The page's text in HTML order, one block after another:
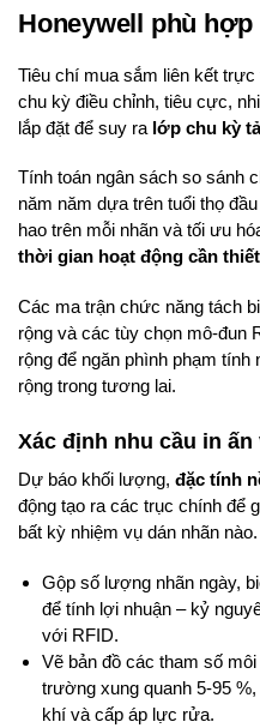
Honeywell phù hợp
Tiêu chí mua sắm liên kết
chu kỳ điều chỉnh, tiêu cực,
lắp đặt để suy ra lớp chu kỳ
Tính toán ngân sách so sánh
năm năm dựa trên tuổi thọ
hao trên mỗi nhãn và tối ưu
thời gian hoạt động cần thiết
Các ma trận chức năng tách
rộng và các tùy chọn mô-đun
rộng để ngăn phình phạm
rộng trong tương lai.
Xác định nhu cầu in
Dự báo khối lượng, đặc tính
động tạo ra các trục chính để
bất kỳ nhiệm vụ dán nhãn nào.
Gộp số lượng nhãn ngày,
để tính lợi nhuận – kỷ
với RFID.
Vẽ bản đồ các tham số
trường xung quanh 5-95
khí và cấp áp lực rửa.